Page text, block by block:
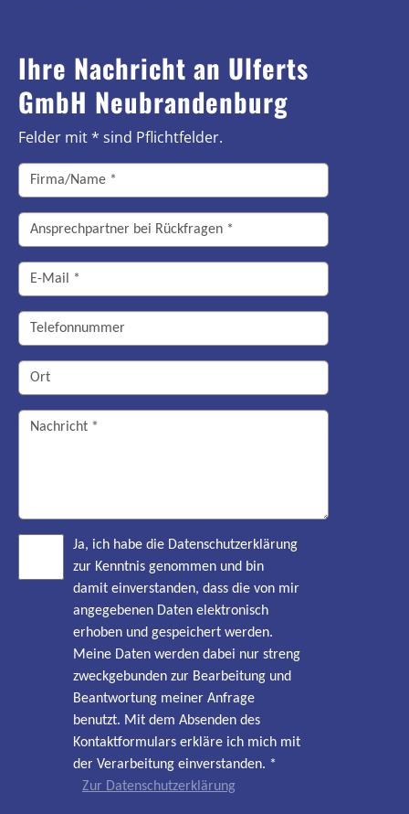
Ihre Nachricht an Ulferts
GmbH Neubrandenburg
Felder mit * sind Pflichtfelder.
Ja, ich habe die Datenschutzerklärung
zur Kenntnis genommen und bin
damit einverstanden, dass die von mir
angegebenen Daten elektronisch
erhoben und gespeichert werden.
Meine Daten werden dabei nur streng
zweckgebunden zur Bearbeitung und
Beantwortung meiner Anfrage
benutzt. Mit dem Absenden des
Kontaktformulars erkläre ich mich mit
der Verarbeitung einverstanden. *
Zur Datenschutzerklärung